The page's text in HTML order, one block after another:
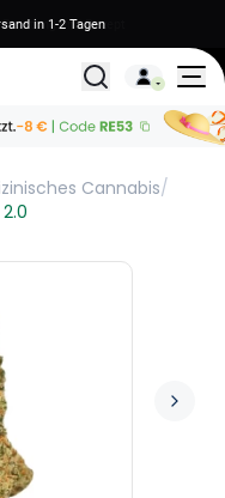
in 1-2 Tagen
Alle
Cannabis/